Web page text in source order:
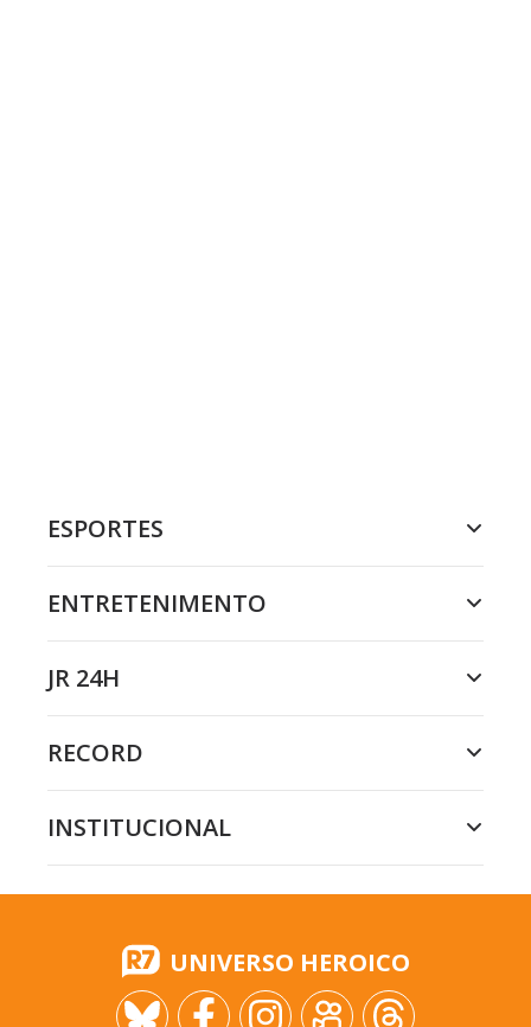
ESPORTES
ENTRETENIMENTO
JR 24H
RECORD
INSTITUCIONAL
UNIVERSO HEROICO